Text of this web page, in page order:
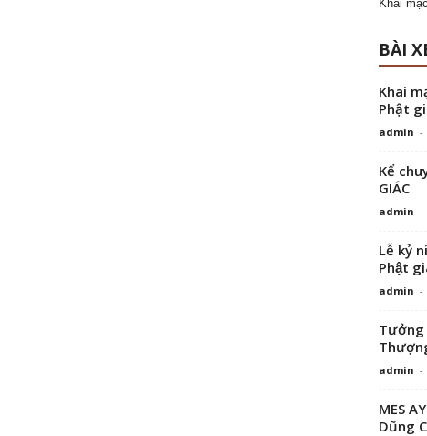
Khai
BÀI
Khai
Phật
admin -
Kể
GIÁC
admin -
Lễ kỷ
Phật
admin -
Tưởng
admin -
MES
Dũng